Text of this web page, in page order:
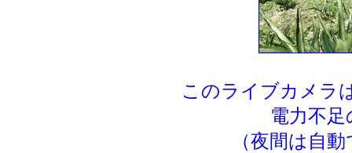
このライブカメラ
電力不
（夜間は自